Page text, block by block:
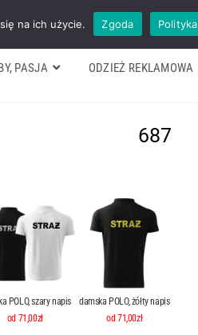
Formularz wyceny Kontakt
PASJA ODZIEŻ REKLAMOWA
687
POLO, szary napis
od 71,00zł
damska POLO, żółty napis
od 71,00zł
na ich użycie. Zgoda